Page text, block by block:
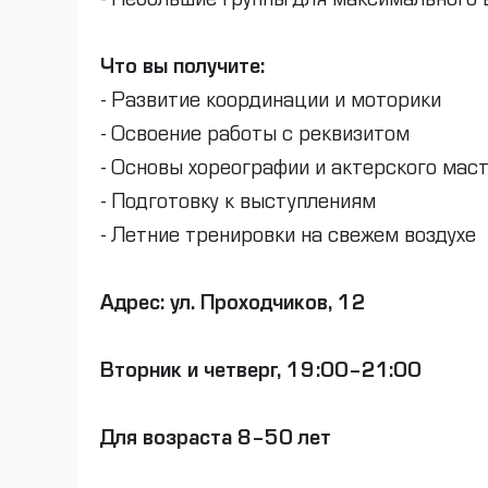
Что вы получите:
- Развитие координации и моторики
- Освоение работы с реквизитом
- Основы хореографии и актерского
- Подготовку к выступлениям
- Летние тренировки на свежем воздухе
Адрес: ул. Проходчиков, 12
Вторник и четверг, 19:00–21:00
Для возраста 8–50 лет